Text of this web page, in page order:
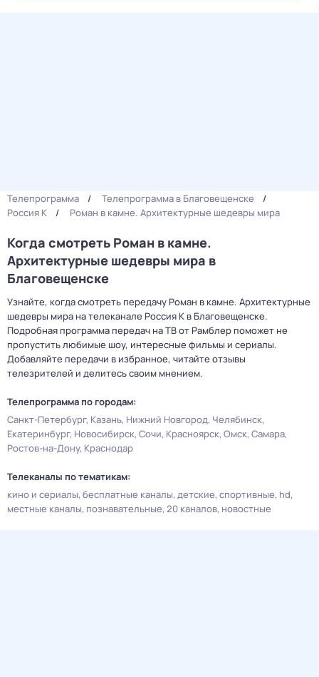
Телепрограмма
Телепрограмма в Благовещенске
Россия К
Роман в камне. Архитектурные шедевры мира
Когда смотреть Роман в камне.
Архитектурные шедевры мира в
Благовещенске
Узнайте, когда смотреть передачу Роман в камне. Архитектурные
шедевры мира на телеканале Россия К в Благовещенске.
Подробная программа передач на ТВ от Рамблер поможет не
пропустить любимые шоу, интересные фильмы и сериалы.
Добавляйте передачи в избранное, читайте отзывы
телезрителей и делитесь своим мнением.
Телепрограмма по городам:
Санкт-Петербург Казань Нижний Новгород Челябинск
Екатеринбург Новосибирск Сочи Красноярск Омск Самара
Ростов-на-Дону Краснодар
Телеканалы по тематикам:
кино и сериалы бесплатные каналы детские спортивные hd
местные каналы познавательные 20 каналов новостные